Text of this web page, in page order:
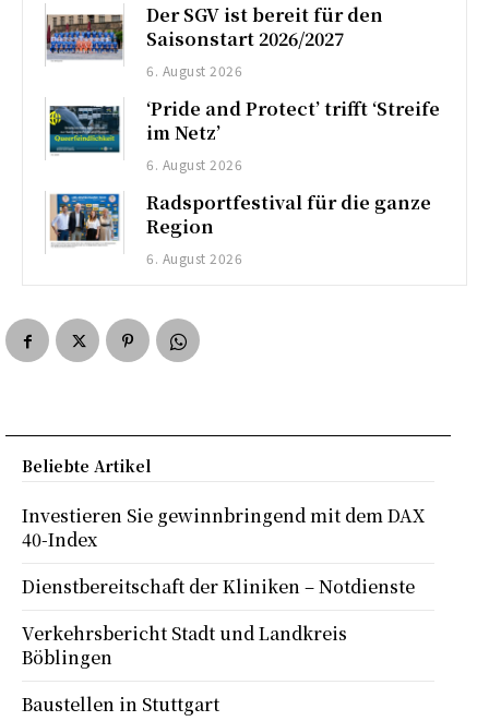
Der SGV ist bereit für den
Saisonstart 2026/2027
6. August 2026
‘Pride and Protect’ trifft ‘Streife
im Netz’
6. August 2026
Radsportfestival für die ganze
Region
6. August 2026
Beliebte Artikel
Investieren Sie gewinnbringend mit dem DAX
40-Index
Dienstbereitschaft der Kliniken – Notdienste
Verkehrsbericht Stadt und Landkreis
Böblingen
Baustellen in Stuttgart